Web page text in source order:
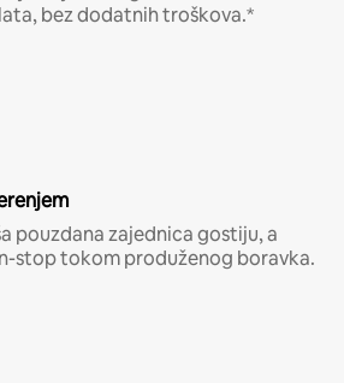
bez dodatnih troškova.*
pouzdana zajednica gostiju, a
stop tokom produženog boravka.